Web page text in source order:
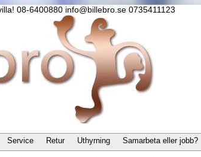
08-6400880 info@billebro.se 0735411123
Service Retur Uthyrning Samarbeta eller jobb?